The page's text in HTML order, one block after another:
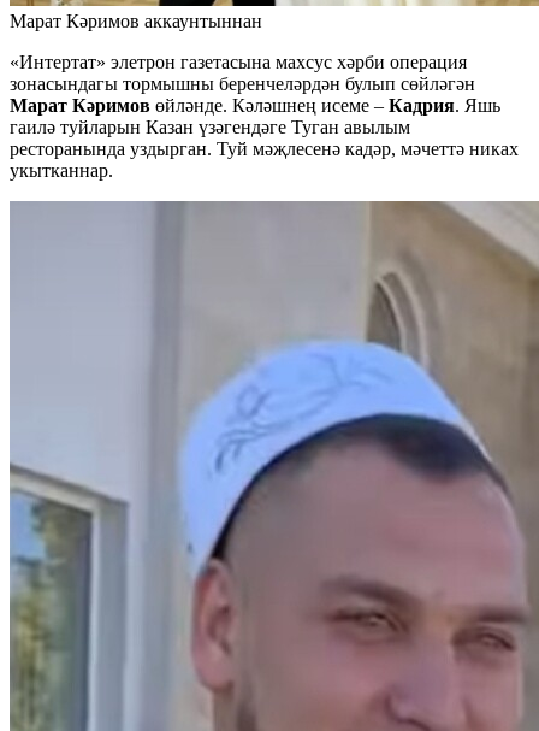
Марат Кәримов аккаунтыннан
«Интертат» элетрон газетасына махсус хәрби операция
зонасындагы тормышны беренчеләрдән булып сөйләгән
Марат Кәримов өйләнде. Кәләшнең исеме – Кадрия. Яшь
гаилә туйларын Казан үзәгендәге Туган авылым
ресторанында уздырган. Туй мәҗлесенә кадәр, мәчеттә никах
укытканнар.